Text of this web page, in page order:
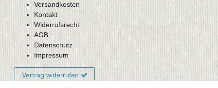
Versandkosten
Kontakt
Widerrufsrecht
AGB
Datenschutz
Impressum
Vertrag widerrufen